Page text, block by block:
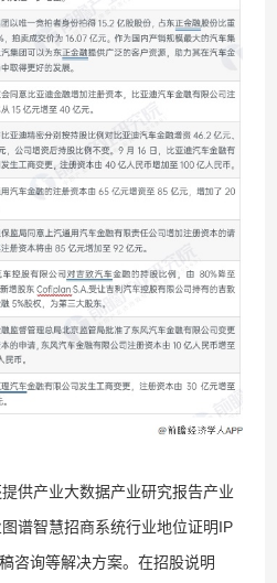
产业大数据产业研究报告产业
谱智慧招商系统行业地位证明IP
咨询等解决方案。在招股说明